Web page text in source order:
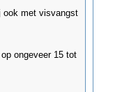
ook met visvangst
ongeveer 15 tot